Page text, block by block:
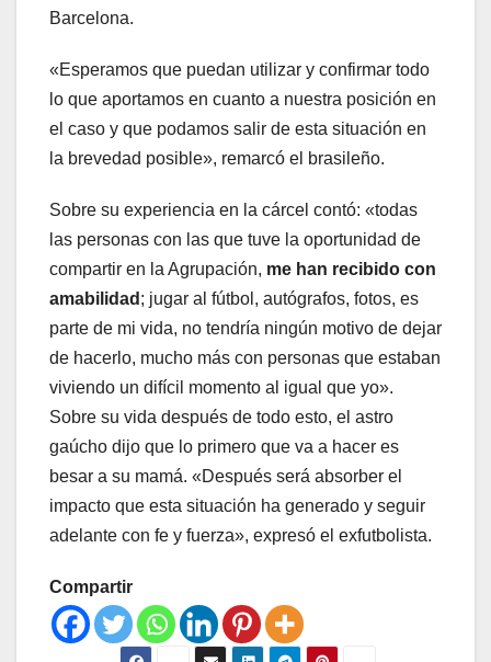
Barcelona.
«Esperamos que puedan utilizar y confirmar todo
lo que aportamos en cuanto a nuestra posición en
el caso y que podamos salir de esta situación en
la brevedad posible», remarcó el brasileño.
Sobre su experiencia en la cárcel contó: «todas
las personas con las que tuve la oportunidad de
compartir en la Agrupación, me han recibido con
amabilidad ; jugar al fútbol, autógrafos, fotos, es
parte de mi vida, no tendría ningún motivo de dejar
de hacerlo, mucho más con personas que estaban
viviendo un difícil momento al igual que yo».
Sobre su vida después de todo esto, el astro
gaúcho dijo que lo primero que va a hacer es
besar a su mamá. «Después será absorber el
impacto que esta situación ha generado y seguir
adelante con fe y fuerza», expresó el exfutbolista.
Compartir